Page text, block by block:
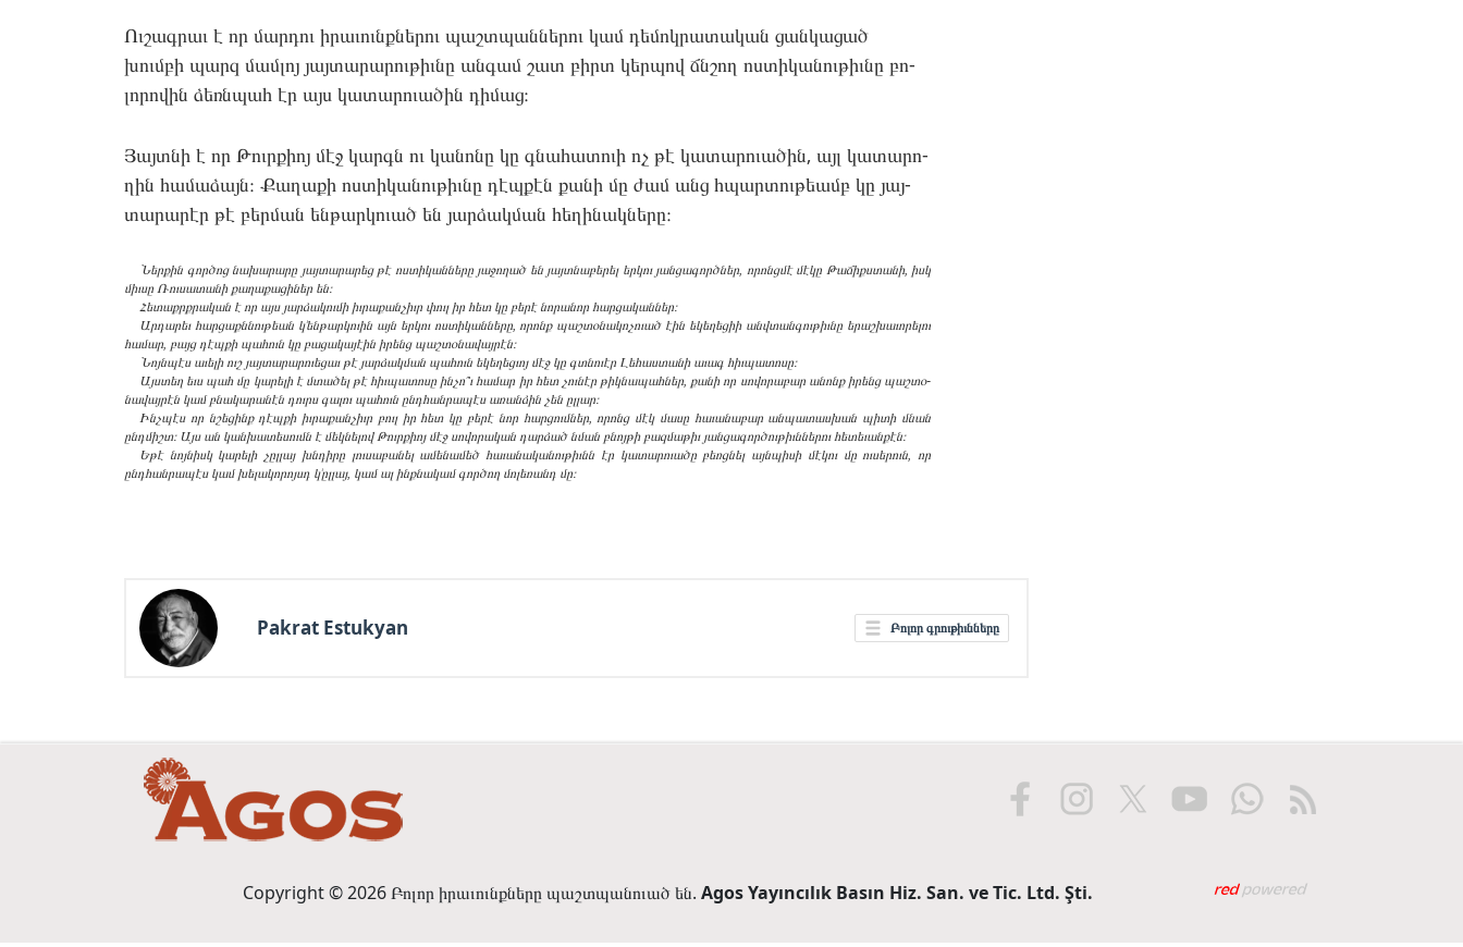
Ու­շագրաւ է որ մար­դու իրա­ւունքնե­րու պաշտպան­նե­րու կամ դե­մոկ­րա­տական ցան­կա­ցած
խումբի պարզ մամ­լոյ յայ­տա­րարու­թիւնը ան­գամ շատ բիրտ կեր­պով ճնշող ոս­տի­կանու­թիւնը բո­
լորո­վին ձեռնպահ էր այս կա­տարո­ւածին դի­մաց։
Յայտնի է որ Թուրքիոյ մէջ կարգն ու կա­նոնը կը գնա­հատո­ւի ոչ թէ կա­տարուածին, այլ կա­տարո­
ղին հա­մաձայն։ Քա­ղաքի ոս­տի­կանու­թիւնը դէպ­քէն քա­նի մը ժամ անց հպար­տութեամբ կը յայ­
տա­րարէր թէ բեր­ման են­թարկո­ւած են յար­ձակման հե­ղինակ­նե­րը։
Ներ­քին գոր­ծոց նա­խարա­րը յայ­տա­րարեց թէ ոս­տի­կան­նե­րը յա­ջողած են յայտնա­բերել եր­կու յան­ցա­գործներ, որոնցմէ մէ­կը Թա­ճիքստա­նի, իսկ
միւ­սը Ռու­սա­տանի քա­ղաքա­ցիներ են։
Հե­տաքրքրա­կան է որ այս յար­ձա­կու­մի իւ­րա­քան­չիւր փուլ իր հետ կը բե­րէ նո­րանոր հար­ցա­կան­ներ։
Ար­դա­րեւ հար­ցաքննու­թեան կ՚են­թարկո­ւին այն եր­կու ոս­տի­կան­նե­րը, որոնք պաշ­տօ­նակո­չուած էին եկե­ղեցիի անվտան­գութիւ­նը երաշ­խա­ւորե­լու
հա­մար, բայց դէպ­քի պա­հուն կը բա­ցակա­յէին իրենց պաշ­տօ­նավայ­րէն։
Նոյնպէս աւե­լի ուշ յայ­տա­րարո­ւեցաւ թէ յար­ձակման պա­հուն եկե­ղեց­ւոյ մէջ կը գտնո­ւէր Լե­հաս­տա­նի աւագ հիւ­պա­տոսը։
Այստեղ եւս պահ մը կա­րելի է մտա­ծել թէ հիւ­պա­տոսը ին­չո՞ւ հա­մար իր հետ չու­նէր թիկ­նա­պահ­ներ, քա­նի որ սո­վորա­բար անոնք իրենց պաշ­տօ­
նավայ­րէն կամ բնա­կարա­նէն դուրս գա­լու պա­հուն ընդհան­րա­պէս առան­ձին չեն ըլ­լար։
Ինչպէս որ նշե­ցինք դէպ­քի իւ­րա­քան­չիւր բուլ իր հետ կը բե­րէ նոր հար­ցումներ, որոնց մէկ մա­սը հա­ւանա­բար ան­պա­տաս­խան պի­տի մնան
ընդմիշտ։ Այս ան կան­խա­տեսումն է մեկ­նե­լով Թուրքիոյ մէջ սո­վորա­կան դար­ձած նման բնոյ­թի բազ­մա­թիւ յան­ցա­գոր­ծութիւննե­րու հե­տեւան­քէն։
Եթէ նոյ­նիսկ կա­րելի չըլ­լայ խնդի­րը լու­սա­բանել ամե­նամեծ հա­ւանա­կանու­թիւնն էր կա­տարո­ւածը բեռցնել այնպի­սի մէ­կու մը ու­սե­րուն, որ
ընդհան­րա­պէս կամ խե­լակո­րոյսդ կ՚ըլ­լայ, կամ ալ ինքնա­կամ գոր­ծող մո­լեռանդ մը։
Pakrat Estukyan Բոլոր գրութիւնները
Copyright © 2026 Բոլոր իրաւունքները պաշտպանուած են. Agos Yayıncılık Basın Hiz. San. ve Tic. Ltd. Şti. Web tasarım: Red